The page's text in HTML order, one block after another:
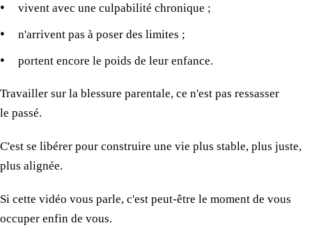
vivent avec une culpabilité chronique ;
n'arrivent pas à poser des limites ;
portent encore le poids de leur enfance.
Travailler sur la blessure parentale, ce n'est pas ressasser
le passé.
C'est se libérer pour construire une vie plus stable, plus juste,
plus alignée.
Si cette vidéo vous parle, c'est peut-être le moment de vous
occuper enfin de vous.